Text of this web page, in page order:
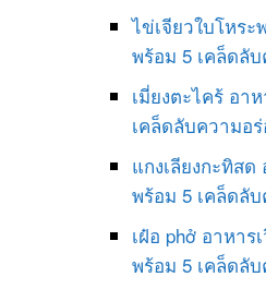
ไข่เจียวใบโหร
พร้อม 5 เคล็ดลั
เมี่ยงตะไคร้ อา
เคล็ดลับความอ
แกงเลียงกะทิสด
พร้อม 5 เคล็ดลั
เฝ๋อ phở อาหา
พร้อม 5 เคล็ดลั